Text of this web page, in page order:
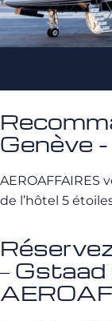
Genève
de l’hôtel 5
–